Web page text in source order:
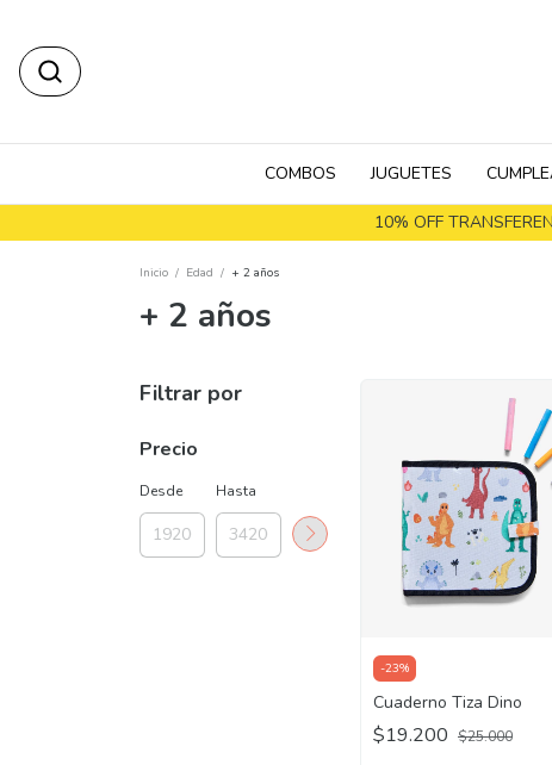
10% OFF
COMBOS JUGUETES
Inicio / Edad / + 2 años
+ 2 años
Filtrar por
Precio
Desde Hasta
-23%
Cuaderno Tiza Dino
$19.200 $25.000